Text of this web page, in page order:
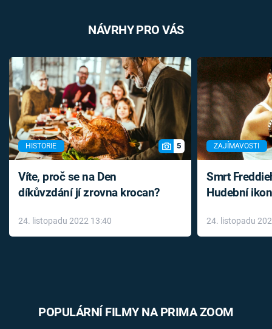
NÁVRHY PRO VÁS
HISTORIE 5
Víte, proč se na Den
díkůvzdání jí zrovna krocan?
24. listopadu 2022 13:40
ZAJÍMAVOSTI
Smrt
Hudební
léky
24. listopadu
POPULÁRNÍ FILMY NA PRIMA ZOOM